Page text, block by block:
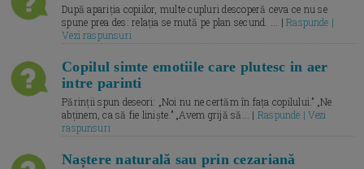
După apariția copiilor, multe cupluri descoperă ceva ce nu se
spune prea des: relația se mută pe plan secund. ... |Raspunde |
Vezi raspunsuri
Copilul simte emotiile care plutesc in aer
intre parinti
Părinții spun deseori: „Noi nu ne certăm în fața copilului.” „Ne
abținem, ca să fie liniște.” „Avem grijă să... | Raspunde | Vezi
raspunsuri
Naștere naturală sau prin cezariană